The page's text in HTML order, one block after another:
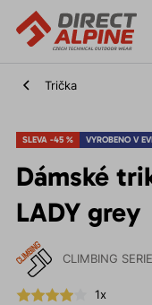
Trička
SLEVA -45 % VYROBENO V
Dámské
LADY grey
CLIMBING
1x